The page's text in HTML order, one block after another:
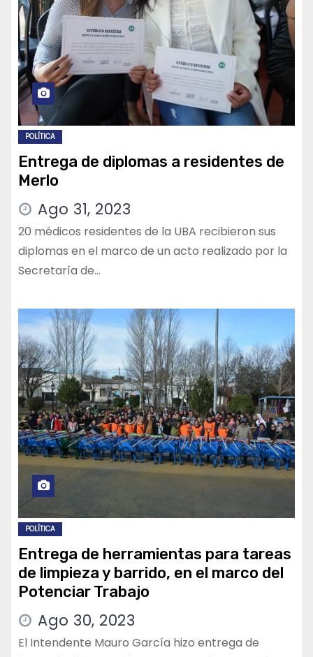
POLÍTICA
Entrega de diplomas a residentes de
Merlo
Ago 31, 2023
20 médicos residentes de la UBA recibieron sus
diplomas en el marco de un acto realizado por la
Secretaría de…
POLÍTICA
Entrega de herramientas para tareas
de limpieza y barrido, en el marco del
Potenciar Trabajo
Ago 30, 2023
El Intendente Mauro García hizo entrega de